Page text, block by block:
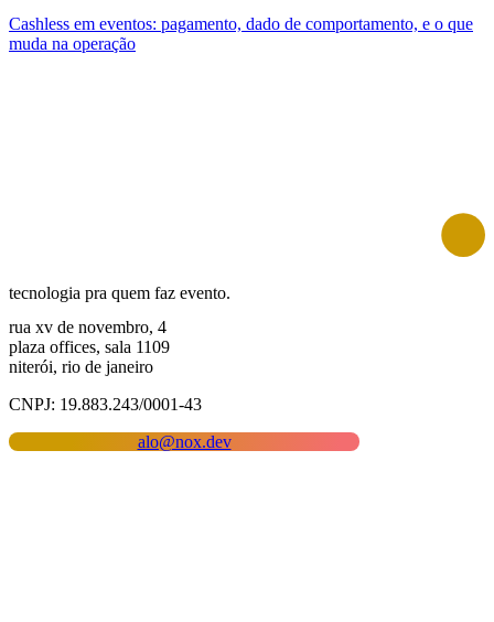
Cashless em eventos: pagamento, dado de comportamento, e o que
muda na operação
tecnologia pra quem faz evento.
rua xv de novembro, 4
plaza offices, sala 1109
niterói, rio de janeiro
CNPJ: 19.883.243/0001-43
alo@nox.dev